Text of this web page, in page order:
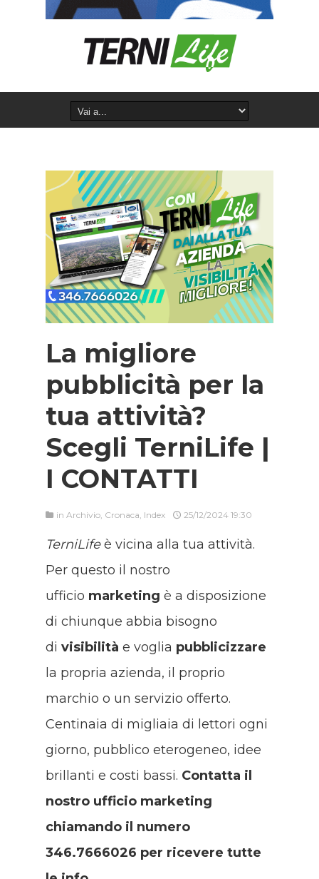
La migliore
pubblicità per la
tua attività?
Scegli TerniLife |
I CONTATTI
in Archivio Cronaca Index 25/12/2024 19:30
TerniLifeè vicina alla tua attività.
Per questo il nostro
ufficio marketing è a disposizione
di chiunque abbia bisogno
di visibilità e voglia pubblicizzare
la propria azienda, il proprio
marchio o un servizio offerto.
Centinaia di migliaia di lettori ogni
giorno, pubblico eterogeneo, idee
brillanti e costi bassi. Contatta il
nostro ufficio marketing
chiamando il numero
346.7666026 per ricevere tutte